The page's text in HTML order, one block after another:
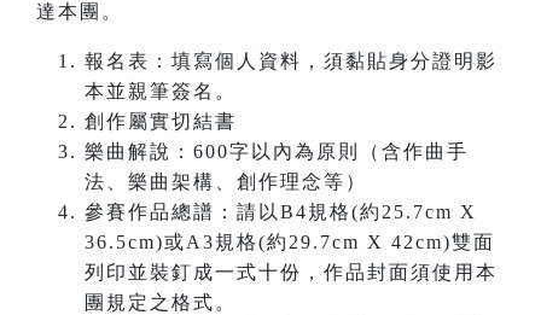
達本團。
報名表：填寫個人資料，須黏貼身分證明影
本並親筆簽名。
創作屬實切結書
樂曲解說：600字以內為原則（含作曲手
法、樂曲架構、創作理念等）
參賽作品總譜：請以B4規格(約25.7cm X
36.5cm)或A3規格(約29.7cm X 42cm)雙面
列印並裝釘成一式十份，作品封面須使用本
團規定之格式。